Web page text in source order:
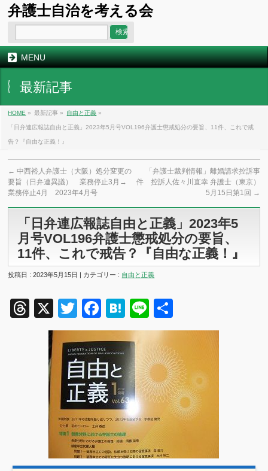
弁護士自治を考える会
MENU
最新記事
HOME » 最新記事 » 自由と正義 »
「日弁連広報誌自由と正義」2023年5月号VOL196弁護士懲戒処分の要旨、11件、これで戒
告？『自由な正義！』
← 中西裕人弁護士（大阪）処分変更の
要旨（日弁連異議） 業務停止3月→
業務停止4月 2023年4月号
「弁護士裁判情報」離婚請求控訴事
件 控訴人佐々川直幸 弁護士（東京）
5月15日第1回 →
「日弁連広報誌自由と正義」2023年5
月号VOL196弁護士懲戒処分の要旨、
11件、これで戒告？『自由な正義！』
投稿日 : 2023年5月15日 | カテゴリー : 自由と正義
Threads
X TwitterFacebook
Hatena
Line
有